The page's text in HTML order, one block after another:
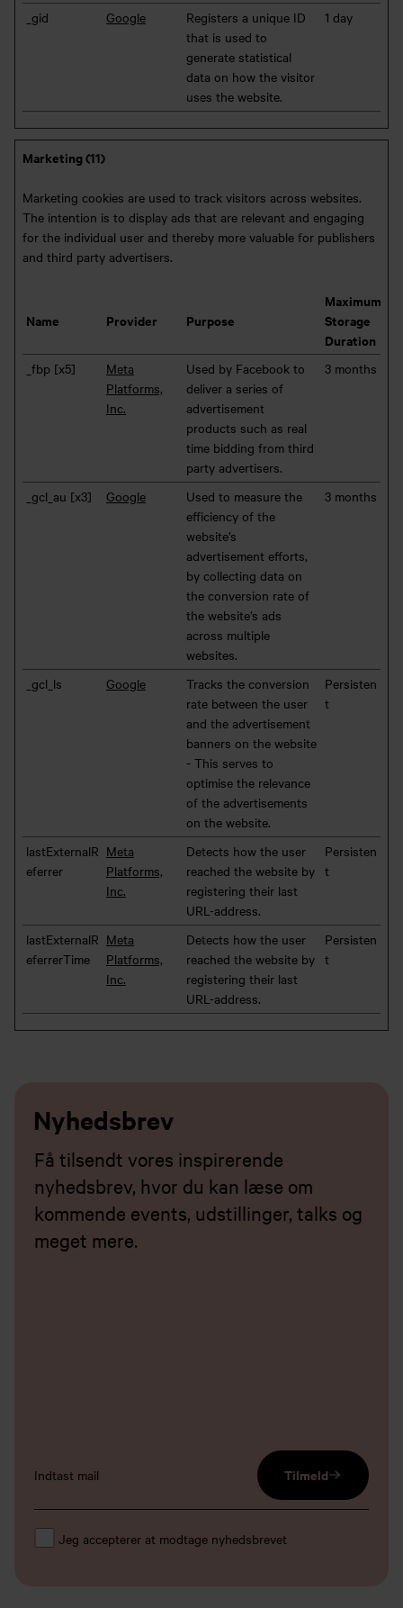
_gid Google
Registers a unique ID
that is used to
generate statistical
data on how the visitor
uses the website.
1 day
Marketing (11)
Marketing cookies are used to track visitors across websites.
The intention is to display ads that are relevant and engaging
for the individual user and thereby more valuable for publishers
and third party advertisers.
Name Provider Purpose
Maximum
Storage
Duration
_fbp [x5]
Meta
Platforms,
Inc.
Used by Facebook to
deliver a series of
advertisement
products such as real
time bidding from third
party advertisers.
3 months
_gcl_au [x3] Google
Used to measure the
efficiency of the
website’s
advertisement efforts,
by collecting data on
the conversion rate of
the website’s ads
across multiple
websites.
3 months
_gcl_ls Google
Tracks the conversion
rate between the user
and the advertisement
banners on the website
- This serves to
optimise the relevance
of the advertisements
on the website.
Persisten
t
lastExternalR
eferrer
Meta
Platforms,
Inc.
Detects how the user
reached the website by
registering their last
URL-address.
Persisten
t
lastExternalR
eferrerTime
Meta
Platforms,
Inc.
Detects how the user
reached the website by
registering their last
URL-address.
Persisten
t
Nyhedsbrev
Få tilsendt vores inspirerende
nyhedsbrev, hvor du kan læse om
kommende events, udstillinger, talks og
meget mere.
email input Tilmeld
Jeg accepterer at modtage nyhedsbrevet